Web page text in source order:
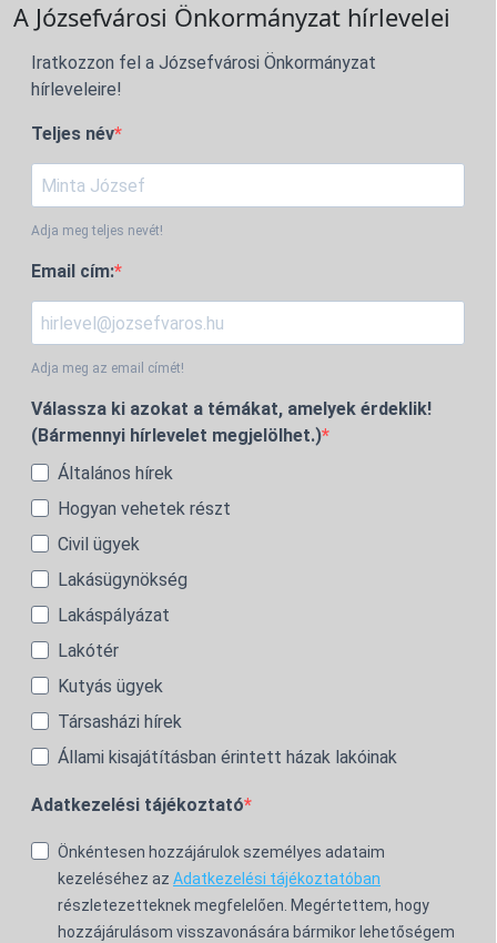
A Józsefvárosi Önkormányzat hírlevelei
Iratkozzon fel a Józsefvárosi Önkormányzat
hírleveleire!
Teljes név
Adja meg teljes nevét!
Email cím:
Adja meg az email címét!
Válassza ki azokat a témákat, amelyek érdeklik!
(Bármennyi hírlevelet megjelölhet.)
Általános hírek
Hogyan vehetek részt
Civil ügyek
Lakásügynökség
Lakáspályázat
Lakótér
Kutyás ügyek
Társasházi hírek
Állami kisajátításban érintett házak lakóinak
Adatkezelési tájékoztató
Önkéntesen hozzájárulok személyes adataim
kezeléséhez az Adatkezelési tájékoztatóban
részletezetteknek megfelelően. Megértettem, hogy
hozzájárulásom visszavonására bármikor lehetőségem